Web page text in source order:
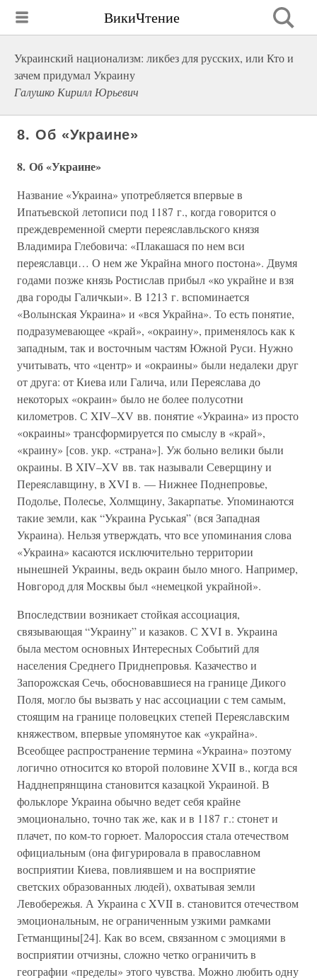
ВикиЧтение
Украинский национализм: ликбез для русских, или Кто и
зачем придумал Украину
Галушко Кирилл Юрьевич
8. Об «Украине»
8. Об «Украине»
Название «Украина» употребляется впервые в
Ипатьевской летописи под 1187 г., когда говорится о
преждевременной смерти переяславльского князя
Владимира Глебовича: «Плакашася по нем вси
переяславци… О нем же Украйна много постона». Двумя
годами позже князь Ростислав прибыл «ко украйне и взя
два городы Галичкыи». В 1213 г. вспоминается
«Волынская Украина» и «вся Украйна». То есть понятие,
подразумевающее «край», «окраину», применялось как к
западным, так и восточным частям Южной Руси. Нужно
учитывать, что «центр» и «окраины» были недалеки друг
от друга: от Киева или Галича, или Переяслава до
некоторых «окраин» было не более полусотни
километров. С XIV–XV вв. понятие «Украина» из просто
«окраины» трансформируется по смыслу в «край»,
«краину» [сов. укр. «страна»]. Уж больно велики были
окраины. В XIV–XV вв. так называли Северщину и
Переяславщину, в XVI в. — Нижнее Поднепровье,
Подолье, Полесье, Холмщину, Закарпатье. Упоминаются
такие земли, как “Украина Руськая” (вся Западная
Украина). Нельзя утверждать, что все упоминания слова
«Украина» касаются исключительно территории
нынешней Украины, ведь окраин было много. Например,
Новгород для Москвы был «немецкой украйной».
Впоследствии возникает стойкая ассоциация,
связывающая “Украину” и казаков. С XVI в. Украина
была местом основных Интересных Событий для
населения Среднего Приднепровья. Казачество и
Запорожская Сечь, обосновавшиеся на границе Дикого
Поля, могло бы вызвать у нас ассоциации с тем самым,
стоящим на границе половецких степей Переяславским
княжеством, впервые упомянутое как «украйна».
Всеобщее распространение термина «Украина» поэтому
логично относится ко второй половине XVII в., когда вся
Надднепрянщина становится казацкой Украиной. В
фольклоре Украина обычно ведет себя крайне
эмоционально, точно так же, как и в 1187 г.: стонет и
плачет, по ком-то горюет. Малороссия стала отечеством
официальным (она фигурировала в православном
восприятии Киева, повлиявшем и на восприятие
светских образованных людей), охватывая земли
Левобережья. А Украина с XVII в. становится отечеством
эмоциональным, не ограниченным узкими рамками
Гетманщины[24]. Как во всем, связанном с эмоциями в
восприятии отчизны, сложно четко ограничить в
географии «пределы» этого чувства. Можно любить одну